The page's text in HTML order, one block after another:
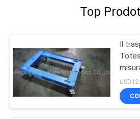
Top
Il
del